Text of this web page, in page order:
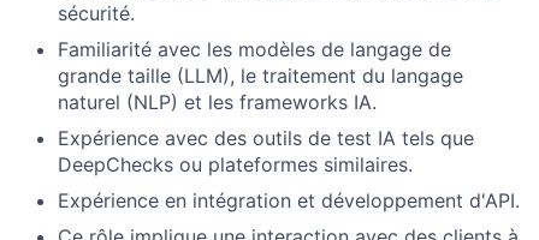
sécurité.
Familiarité avec les modèles de langage de
grande taille (LLM), le traitement du langage
naturel (NLP) et les frameworks IA.
Expérience avec des outils de test IA tels que
DeepChecks ou plateformes similaires.
Expérience en intégration et développement d'API.